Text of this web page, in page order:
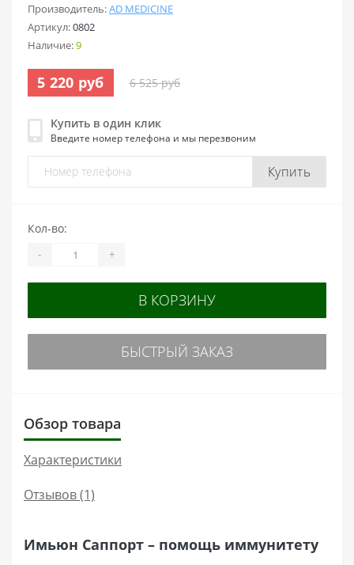
Производитель:AD MEDICINE
Артикул:0802
Наличие:9
5 220 руб 6 525 руб
Купить в один клик
Введите номер телефона и мы перезвоним
Купить
Кол-во:
- +
В КОРЗИНУ
БЫСТРЫЙ ЗАКАЗ
Обзор товара
Характеристики
Отзывов (1)
Имьюн Саппорт – помощь иммунитету